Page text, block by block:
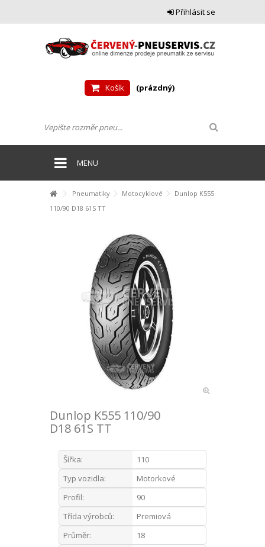
Přihlásit se
Košík (prázdný)
MENU
Pneumatiky Motocyklové
Dunlop K555
110/90 D18 61S TT
Dunlop K555 110/90
D18 61S TT
Šířka:
110
Typ vozidla:
Motorkové
Profil:
90
Třída výrobců:
Premiová
Průměr:
18